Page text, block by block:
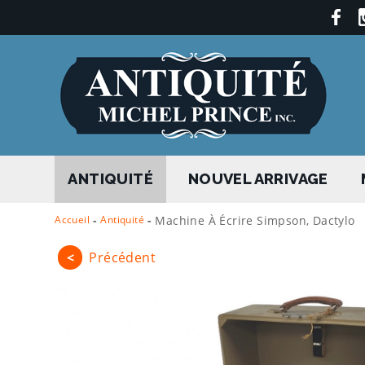
ANTIQUITÉ NOUVEL ARRIVAGE
Accueil - Antiquité - Machine À Écrire Simpson, Dactylo
< Précédent